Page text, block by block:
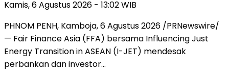
Kamis, 6 Agustus 2026 - 13:02 WIB
PHNOM PENH, Kamboja, 6 Agustus 2026 /PRNewswire/
— Fair Finance Asia (FFA) bersama Influencing Just
Energy Transition in ASEAN (I-JET) mendesak
perbankan dan investor…